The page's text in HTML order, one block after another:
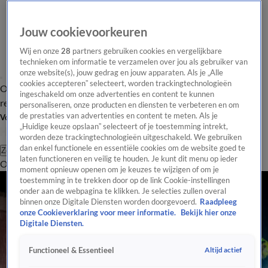
Overzicht Laatste nieuws Regionieuws Het beste van Hart
Tip de
redactie
Volg Hart van Nederland
Zoeken
OverzichtRegioUitzendingenWeerTip de redactiePanelVideo's
Jouw cookievoorkeuren
Wij en onze28 partners gebruiken cookies en vergelijkbare
technieken om informatie te verzamelen over jou als gebruiker van
onze website(s), jouw gedrag en jouw apparaten. Als je „Alle
cookies accepteren” selecteert, worden trackingtechnologieën
ingeschakeld om onze advertenties en content te kunnen
personaliseren, onze producten en diensten te verbeteren en om
de prestaties van advertenties en content te meten. Als je
„Huidige keuze opslaan” selecteert of je toestemming intrekt,
worden deze trackingtechnologieën uitgeschakeld. We gebruiken
dan enkel functionele en essentiële cookies om de website goed te
laten functioneren en veilig te houden. Je kunt dit menu op ieder
moment opnieuw openen om je keuzes te wijzigen of om je
toestemming in te trekken door op de link Cookie-instellingen
onder aan de webpagina te klikken. Je selecties zullen overal
binnen onze Digitale Diensten worden doorgevoerd. Raadpleeg
onze Cookieverklaring voor meer informatie.
Bekijk hier onze
Digitale Diensten.
Functioneel & Essentieel Altijd actief